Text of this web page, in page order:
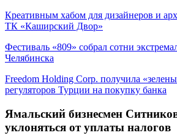
Креативным хабом для дизайнеров и
ТК «Каширский Двор»
Фестиваль «809» собрал сотни
Челябинска
Freedom Holding Corp. получила
регуляторов Турции на покупку банка
Ямальский бизнесмен
уклоняться от уплаты налогов